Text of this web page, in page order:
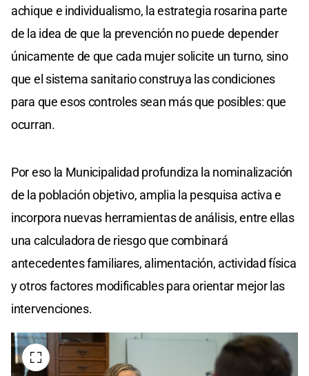
achique e individualismo, la estrategia rosarina parte
de la idea de que la prevención no puede depender
únicamente de que cada mujer solicite un turno, sino
que el sistema sanitario construya las condiciones
para que esos controles sean más que posibles: que
ocurran.
Por eso la Municipalidad profundiza la nominalización
de la población objetivo, amplia la pesquisa activa e
incorpora nuevas herramientas de análisis, entre ellas
una calculadora de riesgo que combinará
antecedentes familiares, alimentación, actividad física
y otros factores modificables para orientar mejor las
intervenciones.